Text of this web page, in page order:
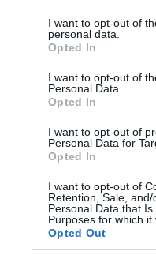
not limited to your visit or
grant or deny consent to
use your data for below
consent section.
I want to opt-out of
personal data.
Opted In
I want to opt-out of
Personal Data.
Opted In
I want to opt-out of
Personal Data for
Opted In
I want to opt-out of
Retention, Sale,
Personal Data that
Purposes for which it
Opted Out
ΠΑΥΛΟΣ